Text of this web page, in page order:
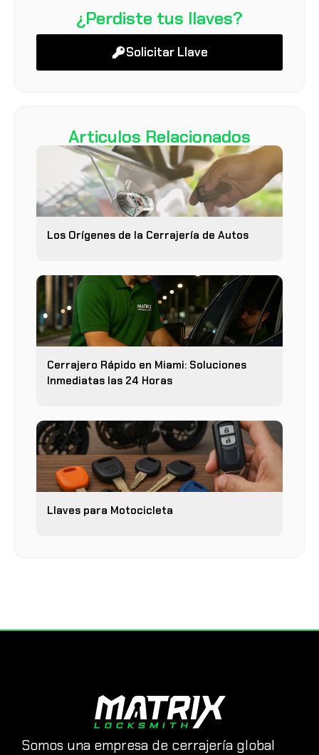
¿Perdiste tus llaves?
Solicitar Llave
Articulos Relacionados
Los Orígenes de la Cerrajería de Autos
Cerrajero Rápido en Miami: Soluciones
Inmediatas las 24 Horas
Llaves para Motocicleta
Somos una empresa de cerrajería global